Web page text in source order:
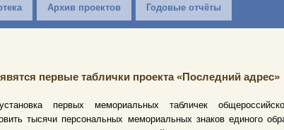
Архив проектов Годовые отчёты
первые таблички проекта «Последний адрес»
первых мемориальных табличек общероссийско
тысячи персональных мемориальных знаков единого